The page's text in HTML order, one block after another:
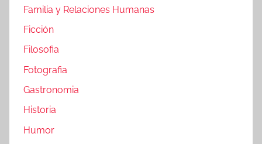
Familia y Relaciones Humanas
Ficción
Filosofia
Fotografia
Gastronomia
Historia
Humor